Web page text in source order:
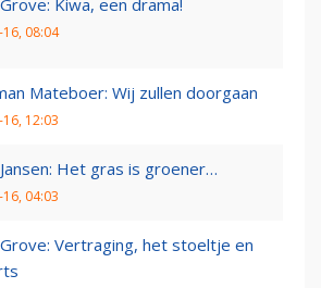
Kiwa, een drama!
08:04
Mateboer: Wij zullen doorgaan
12:03
Jansen: Het gras is groener…
04:03
Vertraging, het stoeltje en